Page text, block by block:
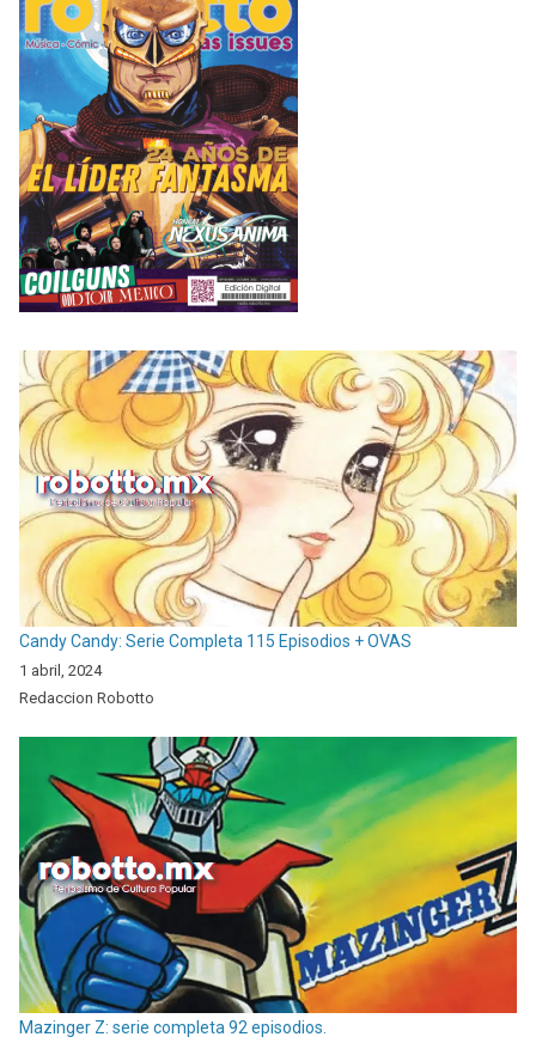
Candy Candy: Serie Completa 115 Episodios + OVAS
1 abril, 2024
Redaccion Robotto
Mazinger Z: serie completa 92 episodios.